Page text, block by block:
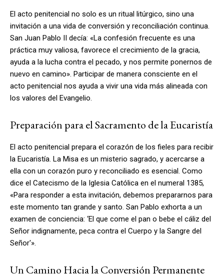
El acto penitencial no solo es un ritual litúrgico, sino una
invitación a una vida de conversión y reconciliación continua.
San Juan Pablo II decía: «La confesión frecuente es una
práctica muy valiosa, favorece el crecimiento de la gracia,
ayuda a la lucha contra el pecado, y nos permite ponernos de
nuevo en camino». Participar de manera consciente en el
acto penitencial nos ayuda a vivir una vida más alineada con
los valores del Evangelio.
Preparación para el Sacramento de la Eucaristía
El acto penitencial prepara el corazón de los fieles para recibir
la Eucaristía. La Misa es un misterio sagrado, y acercarse a
ella con un corazón puro y reconciliado es esencial. Como
dice el Catecismo de la Iglesia Católica en el numeral 1385,
«Para responder a esta invitación, debemos prepararnos para
este momento tan grande y santo. San Pablo exhorta a un
examen de conciencia: ‘El que come el pan o bebe el cáliz del
Señor indignamente, peca contra el Cuerpo y la Sangre del
Señor'».
Un Camino Hacia la Conversión Permanente